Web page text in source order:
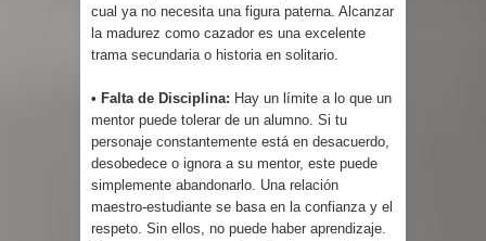
cual ya no necesita una figura paterna. Alcanzar
la madurez como cazador es una excelente
trama secundaria o historia en solitario.
• Falta de Disciplina: Hay un límite a lo que un
mentor puede tolerar de un alumno. Si tu
personaje constantemente está en desacuerdo,
desobedece o ignora a su mentor, este puede
simplemente abandonarlo. Una relación
maestro-estudiante se basa en la confianza y el
respeto. Sin ellos, no puede haber aprendizaje.